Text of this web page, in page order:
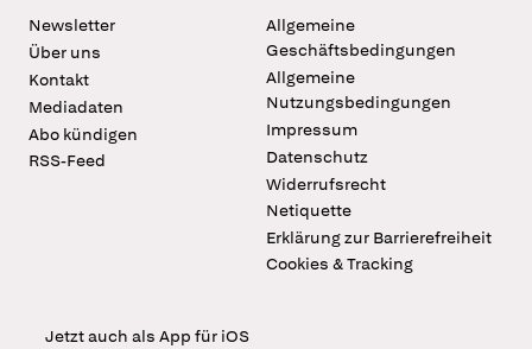
Newsletter
Über uns
Kontakt
Mediadaten
Abo kündigen
RSS-Feed
Allgemeine
Geschäftsbedingungen
Allgemeine
Nutzungsbedingungen
Impressum
Datenschutz
Widerrufsrecht
Netiquette
Erklärung zur Barrierefreiheit
Cookies & Tracking
Jetzt auch als App für iOS